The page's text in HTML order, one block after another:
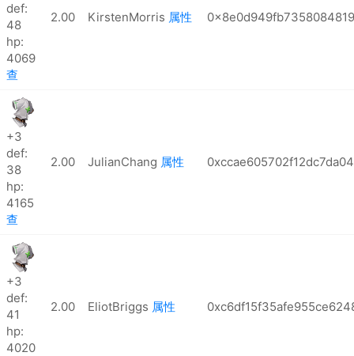
def:
48
hp:
4069
查
2.00 KirstenMorris 属性
+3
def:
38
hp:
4165
查
2.00 JulianChang 属性
+3
def:
41
hp:
4020
2.00 EliotBriggs 属性